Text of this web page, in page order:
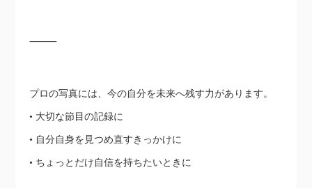
⸻
プロの写真には、今の自分を未来へ残す力があります。
• 大切な節目の記録に
• 自分自身を見つめ直すきっかけに
• ちょっとだけ自信を持ちたいときに